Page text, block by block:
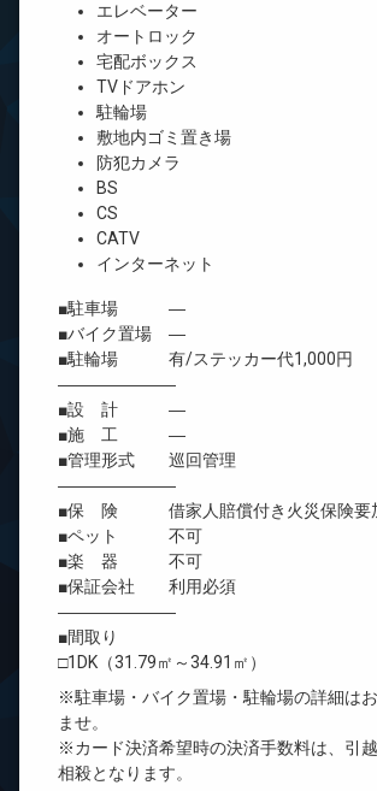
エレベーター
オートロック
宅配ボックス
TVドアホン
駐輪場
敷地内ゴミ置き場
防犯カメラ
BS
CS
CATV
インターネット
■駐車場 ―
■バイク置場 ―
■駐輪場 有/ステッカー代1,000円
―――――――
■設 計 ―
■施 工 ―
■管理形式 巡回管理
―――――――
■保 険 借家人賠償付き火災保険要
■ペット 不可
■楽 器 不可
■保証会社 利用必須
―――――――
■間取り
□1DK（31.79㎡～34.91㎡）
※駐車場・バイク置場・駐輪場の詳細は
ませ。
※カード決済希望時の決済手数料は、引
相殺となります。